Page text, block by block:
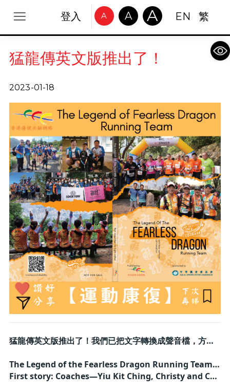
登入 A A A EN 繁
猛龍傳英文版推出了！
2023-01-18
猛龍傳英文版推出了！我們已把文字轉換成聲音檔，方便視障朋友閱讀
The Legend of the Fearless Dragon Running Team, now has audio version for visually impaired people to listen
First story: Coaches—Yiu Kit Ching, Christy and Chan Ka Ho